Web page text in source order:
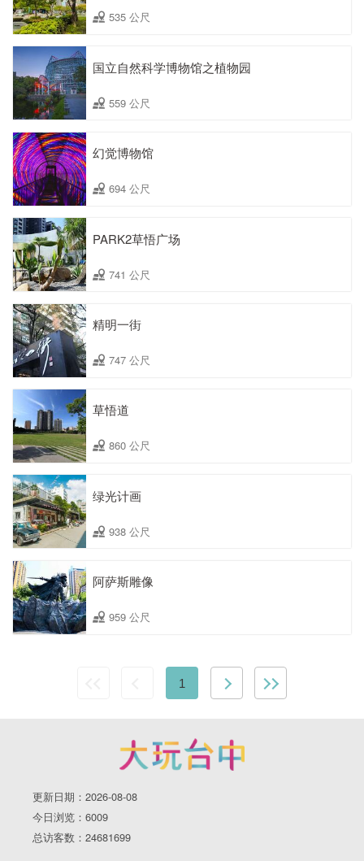
535 公尺
国立自然科学博物馆之植物园
559 公尺
幻觉博物馆
694 公尺
PARK2草悟广场
741 公尺
精明一街
747 公尺
草悟道
860 公尺
绿光计画
938 公尺
阿萨斯雕像
959 公尺
1
更新日期：2026-08-08
今日浏览：6009
总访客数：24681699